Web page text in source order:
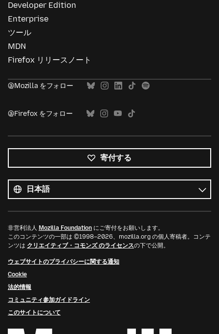
Developer Edition
Enterprise
ツール
MDN
Firefox リリースノート
@Mozilla をフォロー
@Firefox をフォロー
寄付する
べ
て
の
言
言
語
非営利法人 Mozilla Foundation にご寄付をお願いします。
このコンテンツの一部は ©1998–2026、mozilla.org の個人寄稿者。コンテ
ンツは クリエイティブ・コモンズ のライセンスの下で公開。
ウェブサイトのプライバシーに関する通知
Cookie
法的情報
コミュニティ参加ガイドライン
このサイトについて